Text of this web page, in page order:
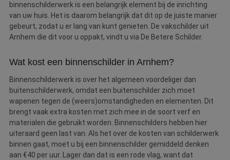
binnenschilderwerk is een belangrijk element bij de inrichting
van uw huis. Het is daarom belangrijk dat dit op de juiste manier
gebeurt, zodat u er lang van kunt genieten. De vakschilder uit
Arnhem die dit voor u oppakt, vindt u via De Betere Schilder.
Wat kost een binnenschilder in Arnhem?
Binnenschilderwerk is over het algemeen voordeliger dan
buitenschilderwerk, omdat een buitenschilder zich moet
wapenen tegen de (weers)omstandigheden en elementen. Dit
brengt vaak extra kosten met zich mee in de soort verf en
materialen die gebruikt worden. Binnenschilders hebben hier
uiteraard geen last van. Als het over de kosten van schilderwerk
binnen gaat, moet u bij een binnenschilder gemiddeld denken
aan €40 per uur. Lager dan dat is een rode vlag, want dat